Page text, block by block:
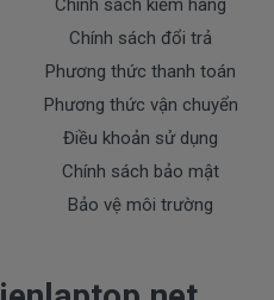
Oem pin thay thếGiá
thế của xưởng thứ
1280k
Chính sách kiểm hàng
Chính sách đổi trả
Phương thức thanh toán
Phương thức vận chuyển
Điều khoản sử dụng
Chính sách bảo mật
Bảo vệ môi trường